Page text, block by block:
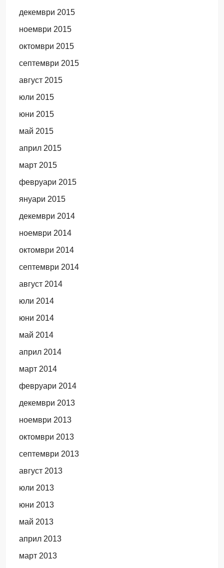
декември 2015
ноември 2015
октомври 2015
септември 2015
август 2015
юли 2015
юни 2015
май 2015
април 2015
март 2015
февруари 2015
януари 2015
декември 2014
ноември 2014
октомври 2014
септември 2014
август 2014
юли 2014
юни 2014
май 2014
април 2014
март 2014
февруари 2014
декември 2013
ноември 2013
октомври 2013
септември 2013
август 2013
юли 2013
юни 2013
май 2013
април 2013
март 2013